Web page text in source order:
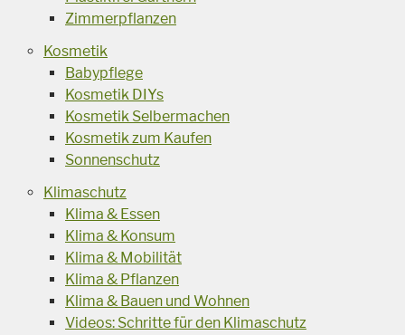
Zimmerpflanzen
Kosmetik
Babypflege
Kosmetik DIYs
Kosmetik Selbermachen
Kosmetik zum Kaufen
Sonnenschutz
Klimaschutz
Klima & Essen
Klima & Konsum
Klima & Mobilität
Klima & Pflanzen
Klima & Bauen und Wohnen
Videos: Schritte für den Klimaschutz